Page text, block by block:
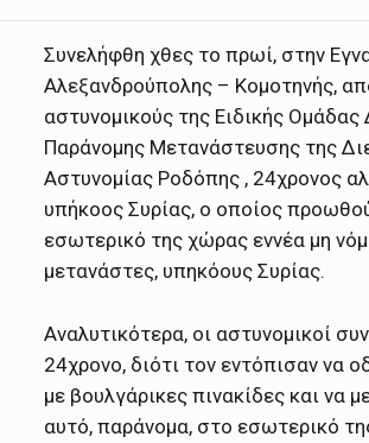
Συνελήφθη χθες το πρωί, στην
Αλεξανδρούπολης – Κομοτηνής,
αστυνομικούς της Ειδικής
Παράνομης Μετανάστευσης της
Αστυνομίας Ροδόπης , 24χρονος
υπήκοος Συρίας, ο οποίος
εσωτερικό της χώρας εννέα μη
μετανάστες, υπηκόους Συρίας.
Αναλυτικότερα, οι αστυνομικοί
24χρονο, διότι τον εντόπισαν να
με βουλγάρικες πινακίδες και να
αυτό, παράνομα, στο εσωτερικό